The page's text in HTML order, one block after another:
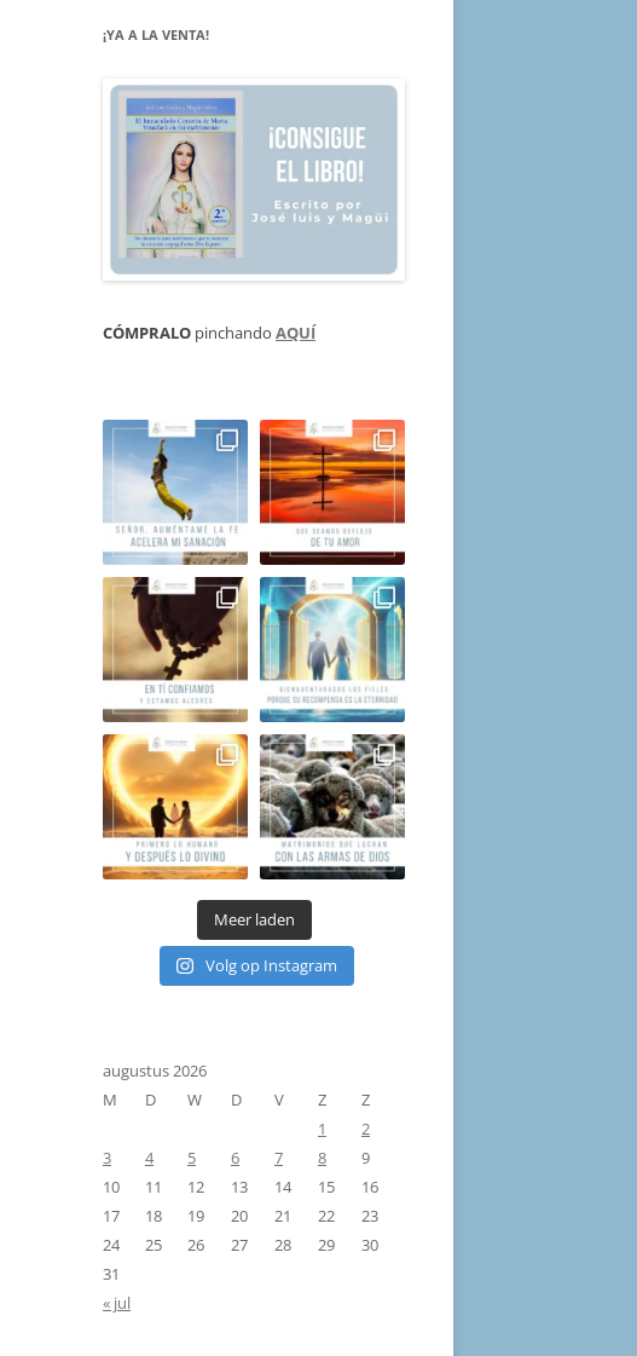
¡YA A LA VENTA!
CÓMPRALO pinchando AQUÍ
Meer laden
Volg op Instagram
augustus 2026
M
D W D V Z
Z
1
2
3
4 5 6 7 8
9
10
11 12 13 14 15
16
17
18 19 20 21 22
23
24
25 26 27 28 29
30
31
« jul